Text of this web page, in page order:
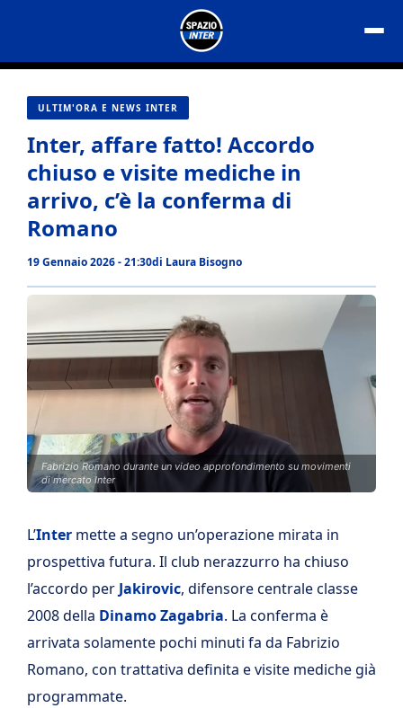
contenuto
ULTIM'ORA E NEWS INTER
Inter, affare fatto! Accordo
chiuso e visite mediche in
arrivo, c’è la conferma di
Romano
19 Gennaio 2026 - 21:30di Laura Bisogno
Fabrizio Romano durante un video approfondimento su movimenti
di mercato Inter
L’Inter mette a segno un’operazione mirata in
prospettiva futura. Il club nerazzurro ha chiuso
l’accordo per Jakirovic, difensore centrale classe
2008 della Dinamo Zagabria. La conferma è
arrivata solamente pochi minuti fa da Fabrizio
Romano, con trattativa definita e visite mediche già
programmate.